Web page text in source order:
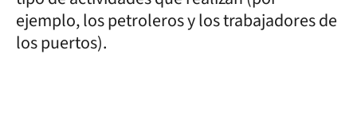
ejemplo, los petroleros y los trabajadores de
los puertos).